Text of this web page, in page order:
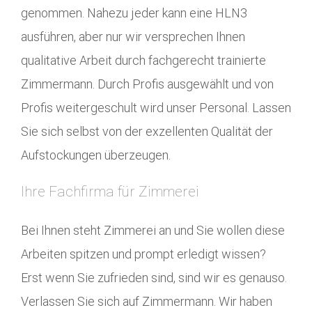
genommen. Nahezu jeder kann eine HLN3
ausführen, aber nur wir versprechen Ihnen
qualitative Arbeit durch fachgerecht trainierte
Zimmermann. Durch Profis ausgewählt und von
Profis weitergeschult wird unser Personal. Lassen
Sie sich selbst von der exzellenten Qualität der
Aufstockungen überzeugen.
Ihre Fachfirma für Zimmerei
Bei Ihnen steht Zimmerei an und Sie wollen diese
Arbeiten spitzen und prompt erledigt wissen?
Erst wenn Sie zufrieden sind, sind wir es genauso.
Verlassen Sie sich auf Zimmermann. Wir haben